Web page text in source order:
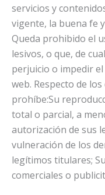
servicios y
vigente, la buena fe
Queda prohibido el
lesivos, o que, de
perjuicio o impedir
web. Respecto de
prohíbe:Su
total o parcial, a
autorización de sus
vulneración de los
legítimos titulares;
comerciales o